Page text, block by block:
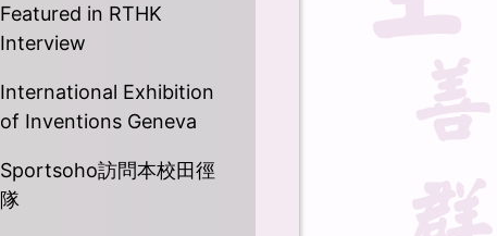
Featured in RTHK
Interview
International Exhibition
of Inventions Geneva
Sportsoho訪問本校田徑
隊